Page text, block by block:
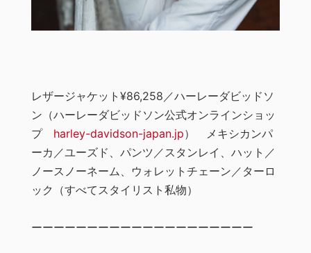
レザージャケット¥86,258／ハーレーダビッドソ
ン（ハーレーダビッドソン公式オンラインショッ
プ harley-davidson-japan.jp） メキシカンパ
ーカ／ユーズド、パンツ／スタンレイ、ハット／
ノースノーネーム、ウォレットチェーン／ターロ
ック（すべてスタイリスト私物）
ーーーーーーーーーーーーーーーーーーーー